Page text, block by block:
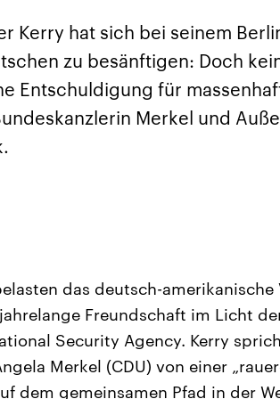
und
gehören die
Staaten zu
der Erde, mit
Weltgeschehen.
palästinensischen
Hamas im Oktober 2023
auf Israel hat in der
Region wieder die
Gewalt entfacht. Israel
möchte die Hamas
Kerry hat sich bei seinem
zu besänftigen: Doch
Entschuldigung für
Merkel und
das deutsch-
Freundschaft im Licht
Security Agency. Kerry
Merkel (CDU) von einer
dem gemeinsamen Pfad in der